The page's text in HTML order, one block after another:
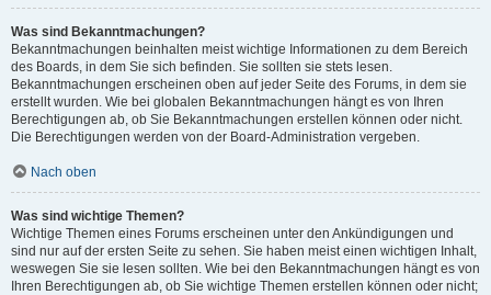
Was sind Bekanntmachungen?
Bekanntmachungen beinhalten meist wichtige Informationen zu dem Bereich
des Boards, in dem Sie sich befinden. Sie sollten sie stets lesen.
Bekanntmachungen erscheinen oben auf jeder Seite des Forums, in dem sie
erstellt wurden. Wie bei globalen Bekanntmachungen hängt es von Ihren
Berechtigungen ab, ob Sie Bekanntmachungen erstellen können oder nicht.
Die Berechtigungen werden von der Board-Administration vergeben.
Nach oben
Was sind wichtige Themen?
Wichtige Themen eines Forums erscheinen unter den Ankündigungen und
sind nur auf der ersten Seite zu sehen. Sie haben meist einen wichtigen Inhalt,
weswegen Sie sie lesen sollten. Wie bei den Bekanntmachungen hängt es von
Ihren Berechtigungen ab, ob Sie wichtige Themen erstellen können oder nicht;